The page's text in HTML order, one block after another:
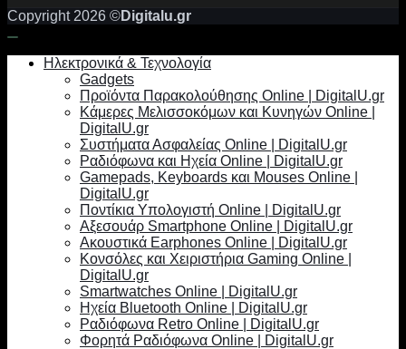
Copyright 2026 ©Digitalu.gr
Ηλεκτρονικά & Τεχνολογία
Gadgets
Προϊόντα Παρακολούθησης Online | DigitalU.gr
Κάμερες Μελισσοκόμων και Κυνηγών Online |
DigitalU.gr
Συστήματα Ασφαλείας Online | DigitalU.gr
Ραδιόφωνα και Ηχεία Online | DigitalU.gr
Gamepads, Keyboards και Mouses Online |
DigitalU.gr
Ποντίκια Υπολογιστή Online | DigitalU.gr
Αξεσουάρ Smartphone Online | DigitalU.gr
Ακουστικά Earphones Online | DigitalU.gr
Κονσόλες και Χειριστήρια Gaming Online |
DigitalU.gr
Smartwatches Online | DigitalU.gr
Ηχεία Bluetooth Online | DigitalU.gr
Ραδιόφωνα Retro Online | DigitalU.gr
Φορητά Ραδιόφωνα Online | DigitalU.gr